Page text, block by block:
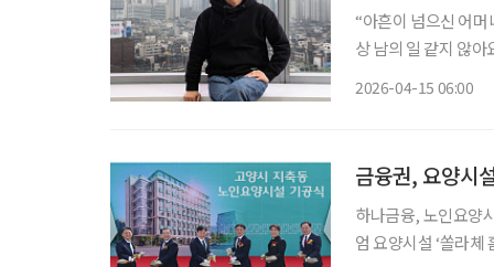
“아흔이 넘으신 어
상 남의 일 같지 않
2026-04-15 06:00
금융권, 요양시
하나금융, 노인요양시설 건
엄 요양시설 ‘쏠라체 홈 미사’ 개소 금융권이 고령화 시